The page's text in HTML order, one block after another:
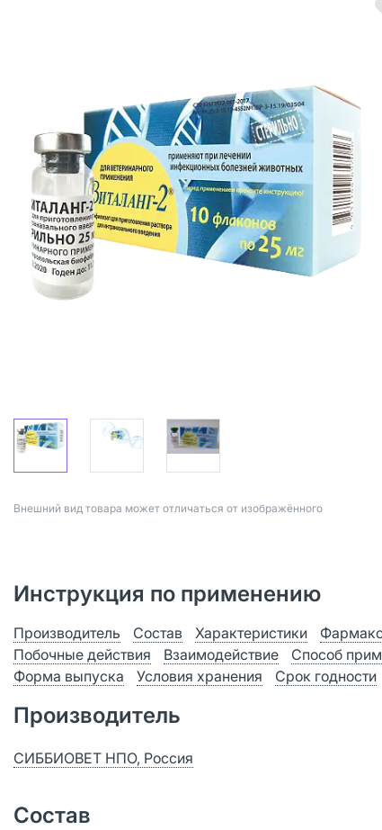
Bнешний вид товара может отличаться от изображённого
Инструкция по применению
Производитель Состав Характеристики
Побочные действия
Взаимодействие Способ
Форма выпуска
Условия хранения Срок годности
Производитель
СИББИОВЕТ НПО, Россия
Состав